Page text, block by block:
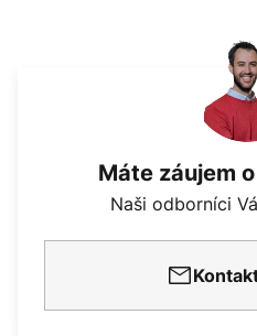
Máte záujem
Naši odborníci